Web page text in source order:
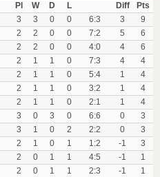
Pl W D L Diff
Pts
3 3 0 0 6:3 3
9
2 2 0 0 7:2 5
6
2 2 0 0 4:0 4
6
2 1 1 0 7:3 4
4
2 1 1 0 5:4 1
4
2 1 1 0 3:2 1
4
2 1 1 0 2:1 1
4
3 0 3 0 6:6 0
3
3 1 0 2 2:2 0
3
2 1 0 1 1:2 -1
3
2 0 1 1 4:5 -1
1
2 0 1 1 2:3 -1 1